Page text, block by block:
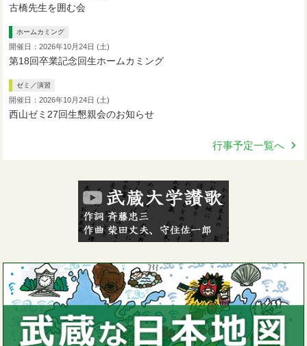
古橋先生を囲む会
ホームカミング
開催日：2026年10月24日 (土)
第18回卒業記念回生ホームカミング
ゼミ／演習
開催日：2026年10月24日 (土)
西山ゼミ27回生懇親会のお知らせ
行事予定一覧へ